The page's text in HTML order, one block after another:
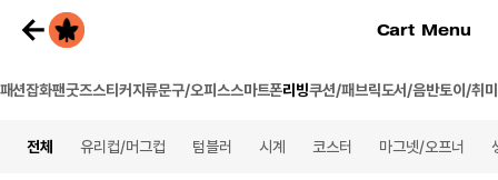
전체 유리컵/머그컵 텀블러 시계 코스터 마그넷/오프너
Cart Menu
패션잡화팬굿즈스티커지류문구/오피스스마트폰리빙쿠션/패브릭도서/음반토이/취미